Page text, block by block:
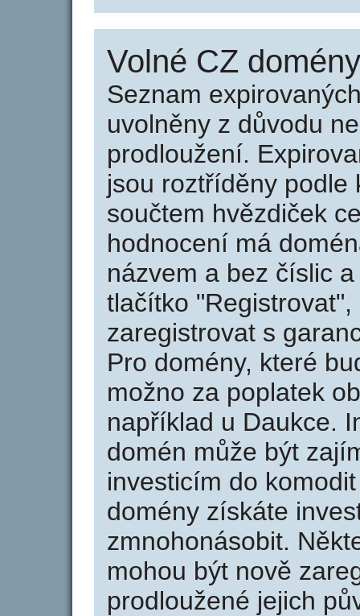
Volné CZ
Seznam
uvolněny z důvodu
prodloužení.
jsou roztříděny podle
součtem hvězdiček
hodnocení má
názvem a bez číslic
tlačítko
zaregistrovat s
Pro domény, které
možno za poplatek
například u Daukce.
domén může být
investicím do
domény získáte
zmnohonásobit.
mohou být nově
prodloužené jejich